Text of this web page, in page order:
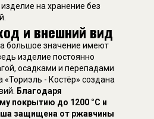
на хранение без
и внешний вид
большое значение имеют
изделие постоянно
осадками и перепадами
- Костёр» создана
Благодаря
покрытию до 1200 °C и
защищена от ржавчины